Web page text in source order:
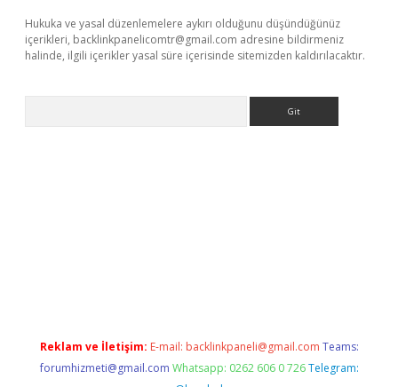
Hukuka ve yasal düzenlemelere aykırı olduğunu düşündüğünüz
içerikleri, backlinkpanelicomtr@gmail.com adresine bildirmeniz
halinde, ilgili içerikler yasal süre içerisinde sitemizden kaldırılacaktır.
Reklam ve İletişim: E-mail: backlinkpaneli@gmail.com Teams:
forumhizmeti@gmail.com Whatsapp: 0262 606 0 726 Telegram: